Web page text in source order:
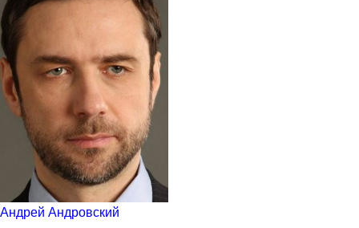
Андрей Андровский